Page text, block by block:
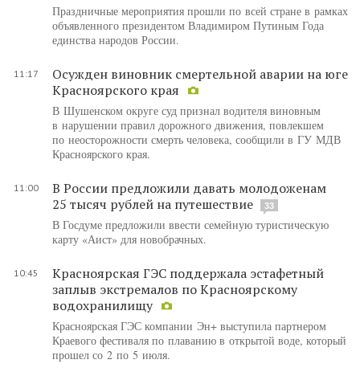
Праздничные мероприятия прошли по всей стране в рамках
объявленного президентом Владимиром Путиным Года
единства народов России.
11:17
Осужден виновник смертельной аварии на юге
Красноярского края
В Шушенском округе суд признал водителя виновным
в нарушении правил дорожного движения, повлекшем
по неосторожности смерть человека, сообщили в ГУ МДВ
Красноярского края.
11:00
В России предложили давать молодоженам
25 тысяч рублей на путешествие
33
В Госдуме предложили ввести семейную туристическую
карту «Аист» для новобрачных.
10:45
Красноярская ГЭС поддержала эстафетный
заплыв экстремалов по Красноярскому
водохранилищу
Красноярская ГЭС компании Эн+ выступила партнером
Краевого фестиваля по плаванию в открытой воде, который
прошел со 2 по 5 июля.